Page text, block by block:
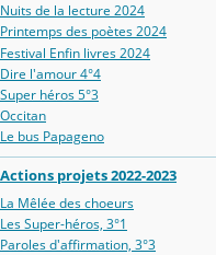
Nuits de la lecture 2024
Printemps des poètes 2024
Festival Enfin livres 2024
Dire l'amour 4°4
Super héros 5°3
Occitan
Le bus Papageno
Actions projets 2022-2023
La Mêlée des choeurs
Les Super-héros, 3°1
Paroles d'affirmation, 3°3